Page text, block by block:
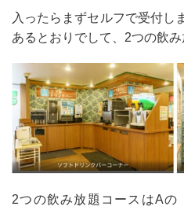
入ったらまずセルフで受付し
あるとおりでして、2つの飲み
2つの飲み放題コースはAの